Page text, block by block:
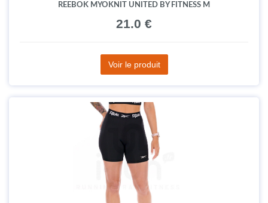
REEBOK MYOKNIT UNITED BY FITNESS M
21.0 €
Voir le produit